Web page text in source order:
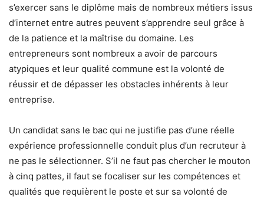
s’exercer sans le diplôme mais de nombreux métiers issus
d’internet entre autres peuvent s’apprendre seul grâce à
de la patience et la maîtrise du domaine. Les
entrepreneurs sont nombreux a avoir de parcours
atypiques et leur qualité commune est la volonté de
réussir et de dépasser les obstacles inhérents à leur
entreprise.
Un candidat sans le bac qui ne justifie pas d’une réelle
expérience professionnelle conduit plus d’un recruteur à
ne pas le sélectionner. S’il ne faut pas chercher le mouton
à cinq pattes, il faut se focaliser sur les compétences et
qualités que requièrent le poste et sur sa volonté de